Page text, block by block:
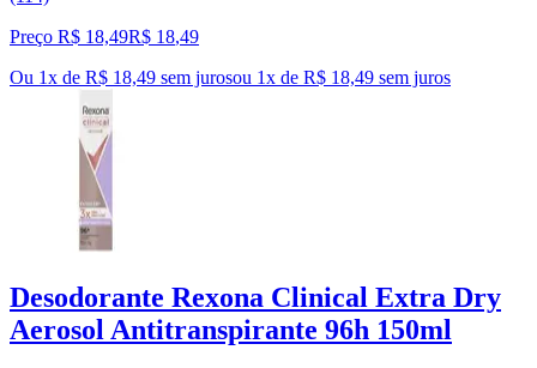
Preço R$ 18,49R$ 18,49
Ou 1x de R$ 18,49 sem jurosou 1x de R$ 18,49 sem juros
Desodorante Rexona Clinical Extra Dry
Aerosol Antitranspirante 96h 150ml